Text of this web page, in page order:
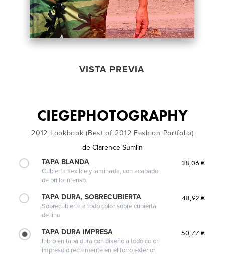
VISTA PREVIA
CIEGEPHOTOGRAPHY
2012 Lookbook (Best of 2012 Fashion Portfolio)
de Clarence Sumlin
TAPA BLANDA
Cubierta flexible y laminada, con acabado
de brillo intenso.
38,06 €
TAPA DURA, SOBRECUBIERTA
Sobrecubierta a todo color sobre cubierta
de lino
48,92 €
TAPA DURA IMPRESA
Libro en tapa dura con diseño a todo color
impreso directamente en el forro exterior
50,77 €